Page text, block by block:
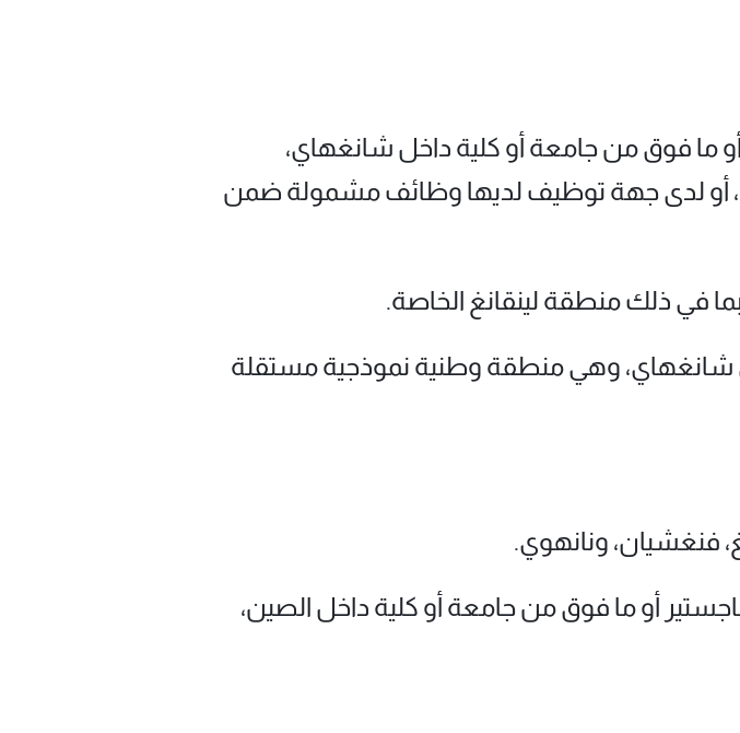
ما فوق من جامعة أو كلية داخل شانغهاي،
أو لدى جهة توظيف لديها وظائف مشمولة ضمن
في ذلك منطقة لينقانغ الخاصة.
في شانغهاي، وهي منطقة وطنية نموذجية مستقلة
فنغشيان، ونانهوي.
أو ما فوق من جامعة أو كلية داخل الصين،